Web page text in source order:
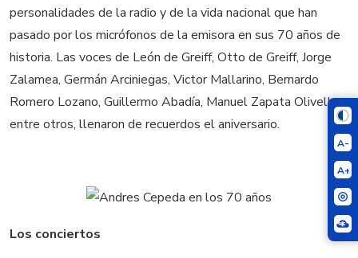
A-
A+
personalidades de la radio y de la vida nacional que han
pasado por los micrófonos de la emisora en sus 70 años de
historia. Las voces de León de Greiff, Otto de Greiff, Jorge
Zalamea, Germán Arciniegas, Victor Mallarino, Bernardo
Romero Lozano, Guillermo Abadía, Manuel Zapata Olivella,
entre otros, llenaron de recuerdos el aniversario.
Los conciertos